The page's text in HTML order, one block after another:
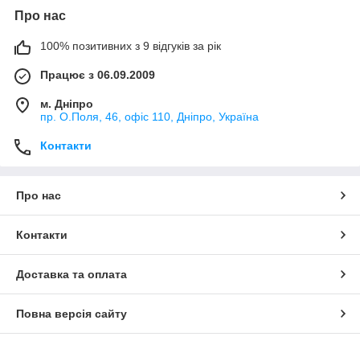
Про нас
100% позитивних з 9 відгуків за рік
Працює з 06.09.2009
м. Дніпро
пр. О.Поля, 46, офіс 110, Дніпро, Україна
Контакти
Про нас
Контакти
Доставка та оплата
Повна версія сайту